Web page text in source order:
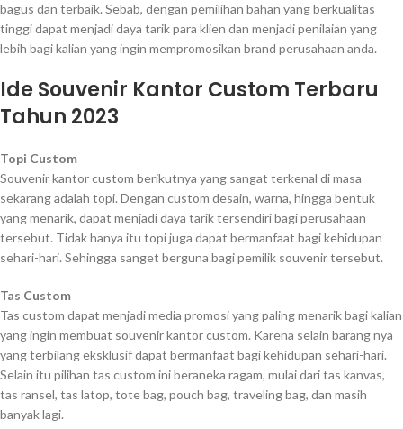
bagus dan terbaik. Sebab, dengan pemilihan bahan yang berkualitas
tinggi dapat menjadi daya tarik para klien dan menjadi penilaian yang
lebih bagi kalian yang ingin mempromosikan brand perusahaan anda.
Ide Souvenir Kantor Custom Terbaru
Tahun 2023
Topi Custom
Souvenir kantor custom berikutnya yang sangat terkenal di masa
sekarang adalah topi. Dengan custom desain, warna, hingga bentuk
yang menarik, dapat menjadi daya tarik tersendiri bagi perusahaan
tersebut. Tidak hanya itu topi juga dapat bermanfaat bagi kehidupan
sehari-hari. Sehingga sanget berguna bagi pemilik souvenir tersebut.
Tas Custom
Tas custom dapat menjadi media promosi yang paling menarik bagi kalian
yang ingin membuat souvenir kantor custom. Karena selain barang nya
yang terbilang eksklusif dapat bermanfaat bagi kehidupan sehari-hari.
Selain itu pilihan tas custom ini beraneka ragam, mulai dari tas kanvas,
tas ransel, tas latop, tote bag, pouch bag, traveling bag, dan masih
banyak lagi.